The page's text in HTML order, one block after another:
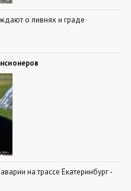
о ливнях и граде
на трассе Екатеринбург -